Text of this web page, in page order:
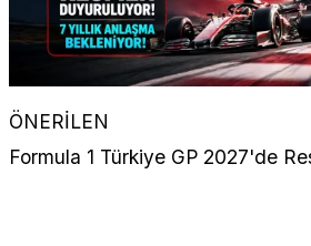
ÖNERİLEN
Formula 1 Türkiye GP 2027'de